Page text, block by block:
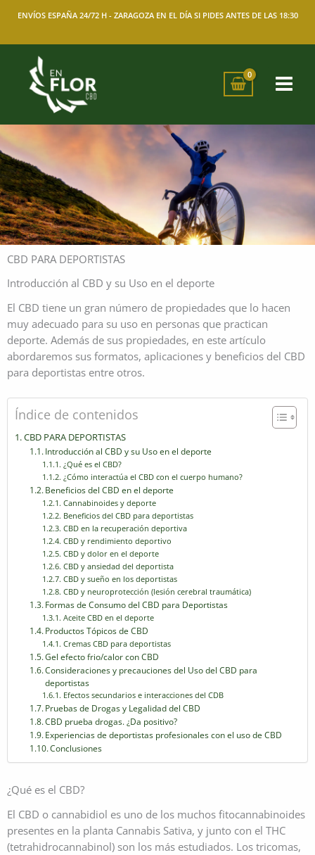
ENVÍOS ESPAÑA 24/72 H - ZARAGOZA EN EL DÍA SI PIDES ANTES DE LAS 18:30
CBD PARA DEPORTISTAS
Introducción al CBD y su Uso en el deporte
El CBD tiene un gran número de propiedades que lo hacen
muy adecuado para su uso en personas que practican
deporte. Además de sus propiedades, en este artículo
abordaremos sus formatos, aplicaciones y beneficios del CBD
para deportistas entre otros.
Índice de contenidos
CBD PARA DEPORTISTAS
Introducción al CBD y su Uso en el deporte
¿Qué es el CBD?
¿Cómo interactúa el CBD con el cuerpo humano?
Beneficios del CBD en el deporte
Cannabinoides y deporte
Beneficios del CBD para deportistas
CBD en la recuperación deportiva
CBD y rendimiento deportivo
CBD y dolor en el deporte
CBD y ansiedad del deportista
CBD y sueño en los deportistas
CBD y neuroprotección (lesión cerebral traumática)
Formas de Consumo del CBD para Deportistas
Aceite CBD en el deporte
Productos Tópicos de CBD
Cremas CBD para deportistas
Gel efecto frio/calor con CBD
Consideraciones y precauciones del Uso del CBD para
deportistas
Efectos secundarios e interacciones del CDB
Pruebas de Drogas y Legalidad del CBD
CBD prueba drogas. ¿Da positivo?
Experiencias de deportistas profesionales con el uso de CBD
Conclusiones
¿Qué es el CBD?
El CBD o cannabidiol es uno de los muchos fitocannabinoides
presentes en la planta Cannabis Sativa, y junto con el THC
(tetrahidrocannabinol) son los más estudiados. Los tricomas,